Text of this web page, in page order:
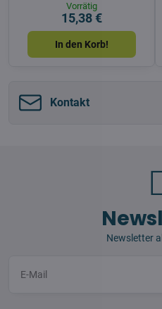
Vorrätig
15,38 €
In den Korb!
Kontakt
Newsletter